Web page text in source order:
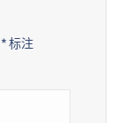
*标注